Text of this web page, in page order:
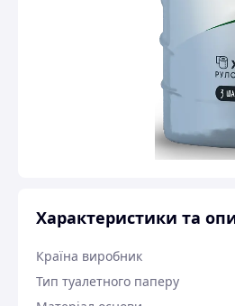
Характеристики та
Країна виробник
Тип туалетного паперу